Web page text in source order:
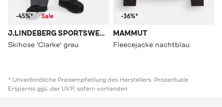
-45%* Sale
J.LINDEBERG SPORTSWEAR
Skihose 'Clarke' grau
-36%*
MAMMUT
Fleecejacke nachtblau
* Unverbindliche Preisempfehlung des Herstellers. Prozentuale
Ersparnis ggü. der UVP, sofern vorhanden